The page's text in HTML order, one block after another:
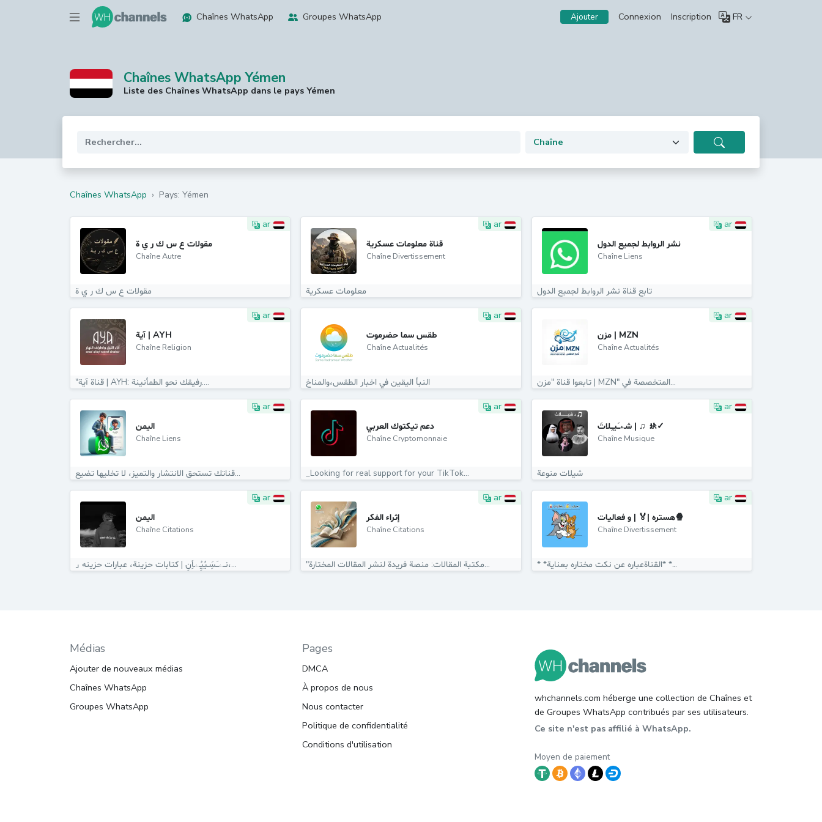
Chaînes WhatsApp Groupes WhatsApp Ajouter Connexion Inscription FR
Chaînes WhatsApp Yémen
Liste des Chaînes WhatsApp dans le pays Yémen
Chaînes WhatsApp › Pays: Yémen
ar
مقولات ع س ك ر ي ة
Chaîne Autre
مقولات ع س ك ر ي ة
ar
قناة معلومات عسكرية
Chaîne Divertissement
معلومات عسكرية
ar
نشر الروابط لجميع الدول
Chaîne Liens
تابع قناة نشر الروابط لجميع الدول
ar
آية | AYH
Chaîne Religion
"قناة آية | AYH: رفيقك نحو الطمأنينة....
ar
طقس سما حضرموت
Chaîne Actualités
النبأ اليقين في اخبار الطقس،والمناخ
ar
مزن | MZN
Chaîne Actualités
تابعوا قناة "مزن | MZN" المتخصصة في...
ar
اليمن
Chaîne Liens
قناتك تستحق الانتشار والتميز، لا تخليها تضيع...
ar
دعم تيكتوك العربي
Chaîne Cryptomonnaie
_Looking for real support for your TikTok...
ar
شـۦـَيـِلاتَ | ♫ 🚸✓
Chaîne Musique
شيلات منوعة
ar
اليمن
Chaîne Citations
⌟ نــۦـَسَِـيُيُِـۦ‌‍ـاَِنِ | كتابات حزينة، عبارات حزينه،...
ar
إثراء الفكر
Chaîne Citations
"مكتبة المقالات: منصة فريدة لنشر المقالات المختارة...
ar
هستره |🏅 | و فعاليات🍿
Chaîne Divertissement
* *القناةعباره‌ عن نكت مختاره بعناية* *...
Médias
Ajouter de nouveaux médias
Chaînes WhatsApp
Groupes WhatsApp
Pages
DMCA
À propos de nous
Nous contacter
Politique de confidentialité
Conditions d'utilisation
whchannels.com héberge une collection de Chaînes et
de Groupes WhatsApp contribués par ses utilisateurs.
Ce site n'est pas affilié à WhatsApp.
Moyen de paiement